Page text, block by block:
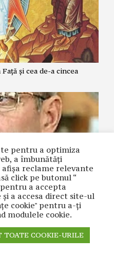
și cea de-a cincea
– Crime premeditate prin
inutile
pentru a optimiza
a îmbunătăţi
reclame relevante
click pe butonul “
a accepta
a accesa direct site-ul
cookie" pentru a-ţi
modulele cookie.
TOATE COOKIE-URILE